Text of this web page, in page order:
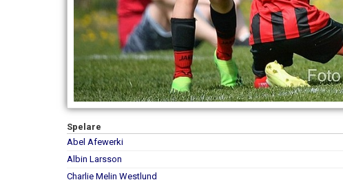
Spelare
Abel Afewerki
Albin Larsson
Charlie Melin Westlund